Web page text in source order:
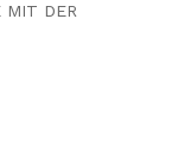
MIT DER